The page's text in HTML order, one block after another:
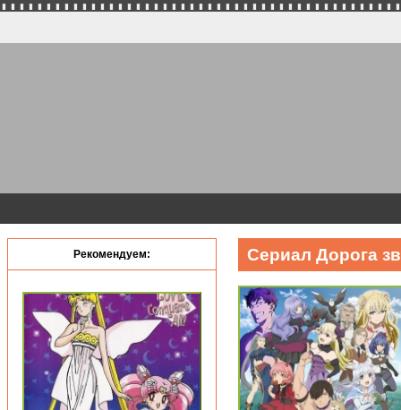
Сериал Дорога
Рекомендуем: